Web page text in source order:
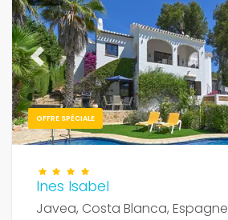
Pour la famille (160)
Pour les couples (184)
Près de la plage (141)
Zone de plage (207)
Près de parcours de golf (4)
En zone rurale
OFFRE SPÉCIALE
Previous
Ines Isabel
Javea, Costa Blanca, Espagne